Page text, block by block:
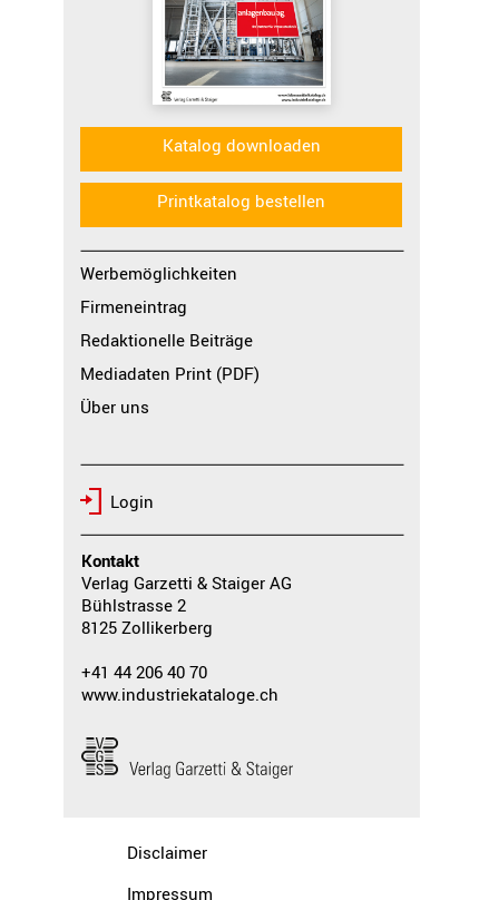
Katalog downloaden
Printkatalog bestellen
Werbemöglichkeiten
Firmeneintrag
Redaktionelle Beiträge
Mediadaten Print (PDF)
Über uns
Disclaimer
Impressum
Login
Kontakt
Verlag Garzetti & Staiger AG
Bühlstrasse 2
8125 Zollikerberg
+41 44 206 40 70
www.industriekataloge.ch